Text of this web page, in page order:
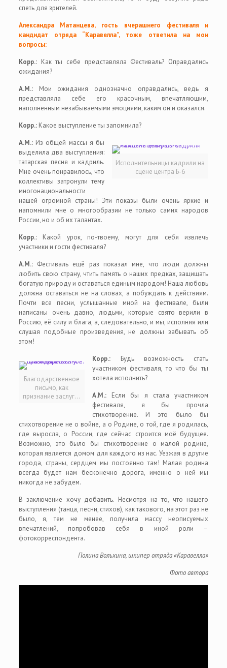
спеть для зрителей.
Александра Матанцева, гость вчерашнего фестиваля и
кандидат отряда “Каравелла”, тоже ответила на мои
вопросы:
Корр.:Как ты себе представляла Фестиваль? Оправдались
ожидания?
А.М.:Мои ожидания однозначно оправдались, ведь я
представляла себе его красочным, впечатляющим,
наполненным незабываемыми эмоциями, каким он и оказался.
Корр.:Какое выступление ты запомнила?
Исполнительницы кадрили на
сцене центра Б-6
А.М.:Из общей массы я бы
выделила два выступления:
татарская песня и кадриль.
Мне очень понравилось, что
коллективы затронули тему
многонациональности
нашей огромной страны! Эти показы были очень яркие и
напомнили мне о многообразии не только самих народов
России, но и об их талантах.
Корр.:Какой урок, по-твоему, могут для себя извлечь
участники и гости фестиваля?
А.М.:Фестиваль ещё раз показал мне, что люди должны
любить свою страну, чтить память о наших предках, защищать
богатую природу и оставаться единым народом! Наша любовь
должна оставаться не на словах, а побуждать к действиям.
Почти все песни, услышанные мной на фестивале, были
написаны очень давно, людьми, которые свято верили в
Россию, её силу и блага, а, следовательно, и мы, исполняя или
слушая подобные произведения, не должны забывать об
этом!
Благодарственное
письмо, как
признание заслуг…
Корр.:Будь возможность стать
участником фестиваля, то что бы ты
хотела исполнить?
А.М.:Если бы я стала участником
фестиваля, я бы прочла
стихотворение. И это было бы
стихотворение не о войне, а о Родине, о той, где я родилась,
где выросла, о России, где сейчас строится моё будущее.
Возможно, это было бы стихотворение о малой родине,
которая является домом для каждого из нас. Уезжая в другие
города, страны, сердцем мы постоянно там! Малая родина
всегда будет нам бесконечно дорога, именно о ней мы
никогда не забудем.
В заключение хочу добавить. Несмотря на то, что нашего
выступления (танца, песни, стихов), как такового, на этот раз не
было, я, тем не менее, получила массу неописуемых
впечатлений, попробовав себя в иной роли –
фотокорреспондента.
Полина Вольхина, шкипер отряда «Каравелла»
Фото автора